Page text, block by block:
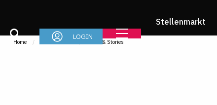
Stellenmarkt
LOGIN
Home Referendariat News & Stories